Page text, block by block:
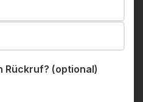
Rückruf? (optional)